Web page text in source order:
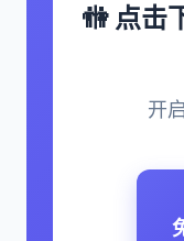
🚻 点击
开